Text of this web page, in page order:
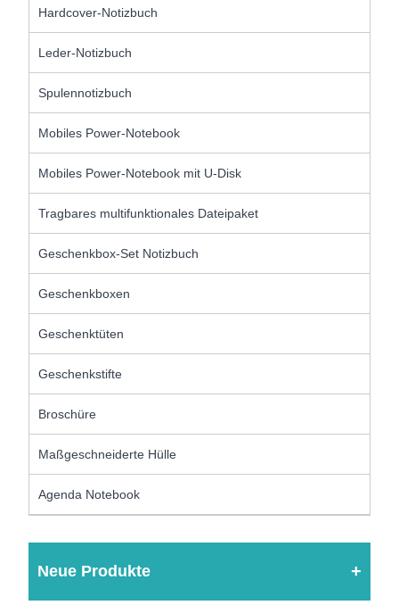
Hardcover-Notizbuch
Leder-Notizbuch
Spulennotizbuch
Mobiles Power-Notebook
Mobiles Power-Notebook mit U-Disk
Tragbares multifunktionales Dateipaket
Geschenkbox-Set Notizbuch
Geschenkboxen
Geschenktüten
Geschenkstifte
Broschüre
Maßgeschneiderte Hülle
Agenda Notebook
Neue Produkte